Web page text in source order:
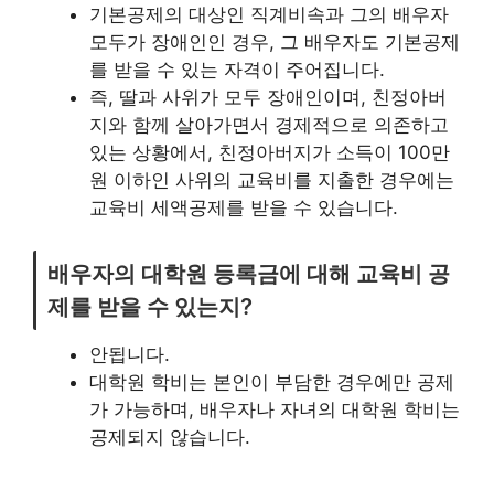
기본공제의 대상인 직계비속과 그의 배우자
모두가 장애인인 경우, 그 배우자도 기본공제
를 받을 수 있는 자격이 주어집니다.
즉, 딸과 사위가 모두 장애인이며, 친정아버
지와 함께 살아가면서 경제적으로 의존하고
있는 상황에서, 친정아버지가 소득이 100만
원 이하인 사위의 교육비를 지출한 경우에는
교육비 세액공제를 받을 수 있습니다.
배우자의 대학원 등록금에 대해 교육비 공
제를 받을 수 있는지?
안됩니다.
대학원 학비는 본인이 부담한 경우에만 공제
가 가능하며, 배우자나 자녀의 대학원 학비는
공제되지 않습니다.